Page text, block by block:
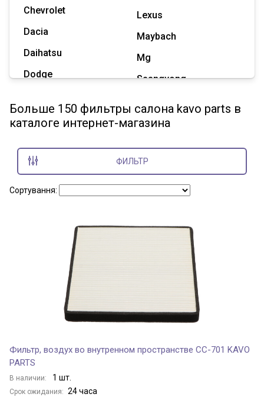
Chevrolet
Dacia
Daihatsu
Dodge
Great Wall
Hummer
Lexus
Maybach
Mg
Ssangyong
Tesla
Показать все марки
Больше 150 фильтры салона kavo parts в
каталоге интернет-магазина
ФИЛЬТР
Сортування:
Фильтр, воздух во внутренном пространстве CC-701 KAVO
PARTS
В наличии: 1 шт.
Срок ожидания: 24 часа